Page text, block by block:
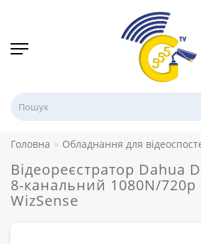
Головна Обладнання для
Відеореєстратор Dahua
8-канальний 1080N/720p
WizSense